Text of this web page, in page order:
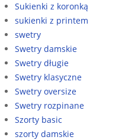
Sukienki z koronką
sukienki z printem
swetry
Swetry damskie
Swetry długie
Swetry klasyczne
Swetry oversize
Swetry rozpinane
Szorty basic
szorty damskie